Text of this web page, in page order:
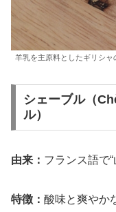
羊乳を主原料としたギリシャ
シェーブル（
ル）
由来： フランス語で
特徴： 酸味と爽やか